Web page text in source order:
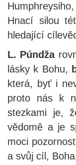
Hnací silou
hledající
L. Púndža
lásky k Bohu,
která, byť i
proto nás k
stezkami je,
vědomě a je
moci
a svůj cíl,